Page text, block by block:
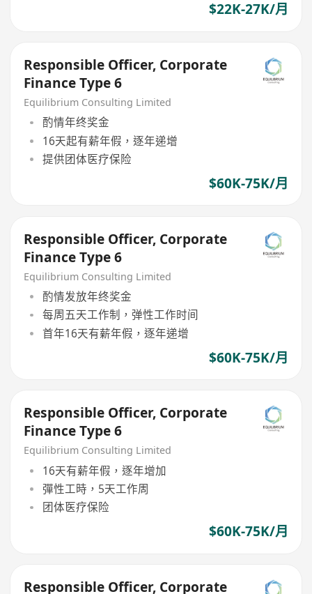
$22K-27K/月
Responsible Officer, Corporate
Finance Type 6
Equilibrium Consulting Limited
酌情年终奖金
16天起有薪年假，逐年递增
提供团体医疗保险
$60K-75K/月
Responsible Officer, Corporate
Finance Type 6
Equilibrium Consulting Limited
酌情发放年终奖金
每周五天工作制，弹性工作时间
首年16天有薪年假，逐年递增
$60K-75K/月
Responsible Officer, Corporate
Finance Type 6
Equilibrium Consulting Limited
16天有薪年假，逐年增加
彈性工時，5天工作周
团体医疗保险
$60K-75K/月
Responsible Officer, Corporate